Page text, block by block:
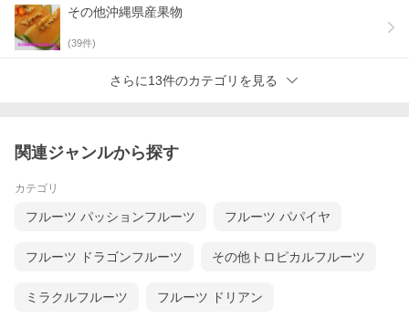
その他沖縄県産果物
(39件)
さらに13件のカテゴリを見る
関連ジャンルから探す
カテゴリ
フルーツ パッションフルーツ フルーツ パパイヤ
フルーツ ドラゴンフルーツ その他トロピカルフルーツ
ミラクルフルーツ フルーツ ドリアン